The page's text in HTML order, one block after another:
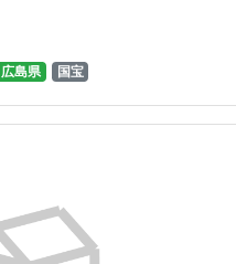
広島県 国宝